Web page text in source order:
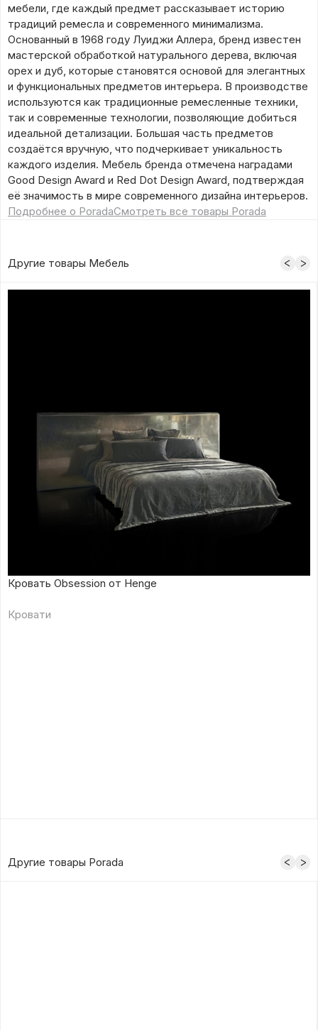
мебели, где каждый предмет рассказывает историю
традиций ремесла и современного минимализма.
Основанный в 1968 году Луиджи Аллера, бренд известен
мастерской обработкой натурального дерева, включая
орех и дуб, которые становятся основой для элегантных
и функциональных предметов интерьера. В производстве
используются как традиционные ремесленные техники,
так и современные технологии, позволяющие добиться
идеальной детализации. Большая часть предметов
создаётся вручную, что подчеркивает уникальность
каждого изделия. Мебель бренда отмечена наградами
Good Design Award и Red Dot Design Award, подтверждая
её значимость в мире современного дизайна интерьеров.
Подробнее о PoradaСмотреть все товары Porada
Другие товары Мебель
Кровать Obsession от Henge
Кровати
Другие товары Porada